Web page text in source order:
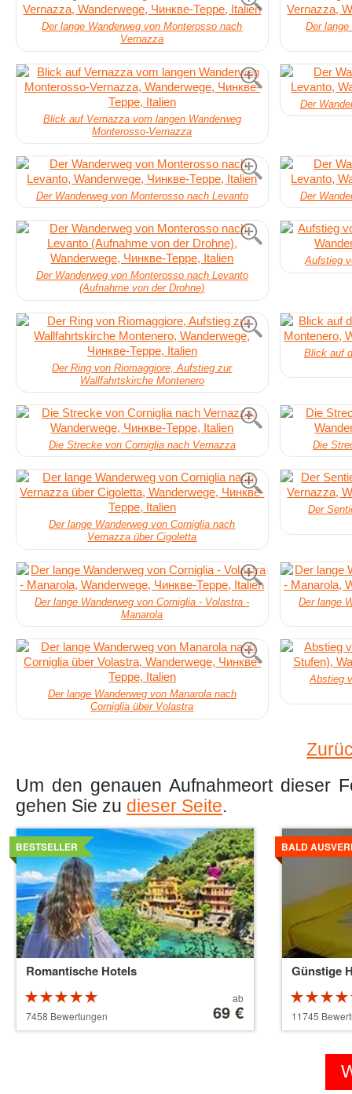
Der lange Wanderweg von Monterosso nach
Vernazza
Der
Blick auf Vernazza vom langen Wanderweg
Monterosso-Vernazza
Der
Der Wanderweg von Monterosso nach Levanto Der
Der Wanderweg von Monterosso nach Levanto
(Aufnahme von der Drohne)
Aufstieg
Der Ring von Riomaggiore, Aufstieg zur
Wallfahrtskirche Montenero
Blick auf
Die Strecke von Corniglia nach Vernazza Die
Der lange Wanderweg von Corniglia nach
Vernazza über Cigoletta
Der
Der lange Wanderweg von Corniglia - Volastra -
Manarola
Der lange
Der lange Wanderweg von Manarola nach
Corniglia über Volastra
Abstieg
Um den genauen Aufnahmeort dieser
gehen Sie zu dieser Seite.
Romantische Hotels
BESTSELLER
5 von 5
Sternen
7458 Bewertungen
ab
69 €
Details
ansehen
Günstige
BALD
5 von 5
Sternen
11745
Details
ansehen